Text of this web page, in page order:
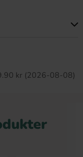
kr (2026-08-08)